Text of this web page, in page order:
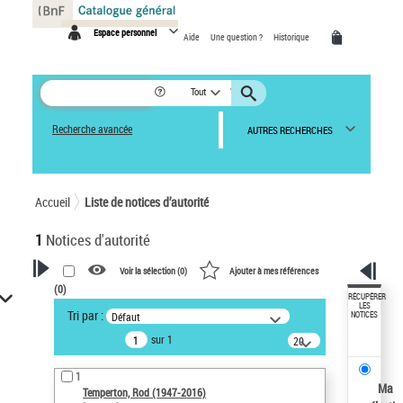
Espace personnel Aide Une question ? Historique
Tout
Recherche avancée AUTRES RECHERCHES
Accueil Liste de notices d’autorité
1 Notices d'autorité
VOTRE RECHERCHE
Recherche avancée dans les
notices d’autorité
Œuvres liées à l'auteur :
Temperton, Rod (1947-2016)
Voir la sélection (0) Ajouter à mes références
(0)
Tri par : Défaut
sur 1
20
résultats/page
1
Temperton, Rod (1947-2016)
RÉCUPÉRER
LES
NOTICES
Ma
Panneau de gestion des cookies